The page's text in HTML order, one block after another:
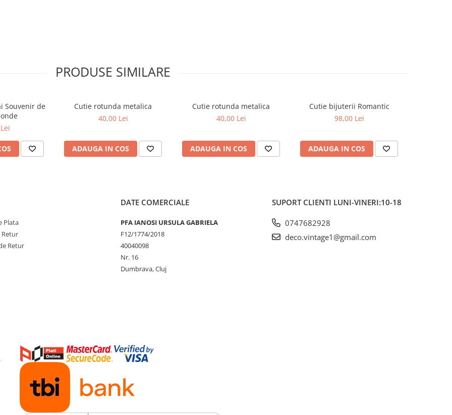
PRODUSE SIMILARE
Souvenir de
Cutie rotunda metalica
40,00 Lei
ADAUGA IN COS
Cutie rotunda metalica
40,00 Lei
ADAUGA IN COS
Cutie bijuterii Romantic
98,00 Lei
ADAUGA IN COS
Plata
Retur
Retur
DATE COMERCIALE
PFA IANOSI URSULA GABRIELA
F12/1774/2018
40040098
Nr. 16
Dumbrava, Cluj
SUPORT CLIENTI LUNI-VINERI:10-18
0747682928
deco.vintage1@gmail.com